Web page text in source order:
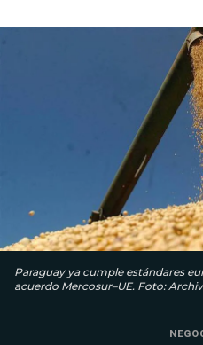
Paraguay ya cumple estándares
acuerdo Mercosur–UE. Foto: